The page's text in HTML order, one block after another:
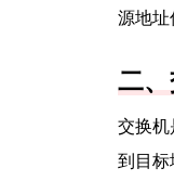
源地址
二
交换机
到目标